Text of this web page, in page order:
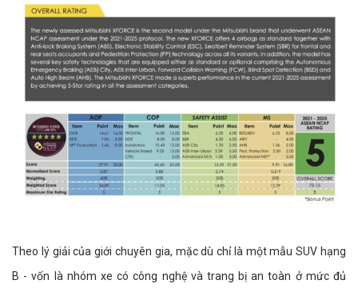
Theo lý giải của giới chuyên gia, mặc dù chỉ là một mẫu SUV hạng
B - vốn là nhóm xe có công nghệ và trang bị an toàn ở mức đủ